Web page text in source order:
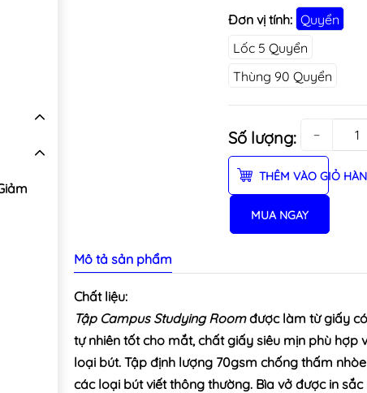
Đơn vị tính: Quyển
Lốc 5 Quyển
Thùng 90 Quyển
Số lượng: −
THÊM VÀO GIỎ
MUA NGAY
Mô tả sản phẩm
Chất liệu:
Tập Campus Studying Roomđược làm từ giấy
tự nhiên tốt cho mắt, chất giấy siêu mịn phù hợp
loại bút. Tập định lượng 70gsm​ chống thấm
các loại bút viết thông thường. Bìa vở được in sắc